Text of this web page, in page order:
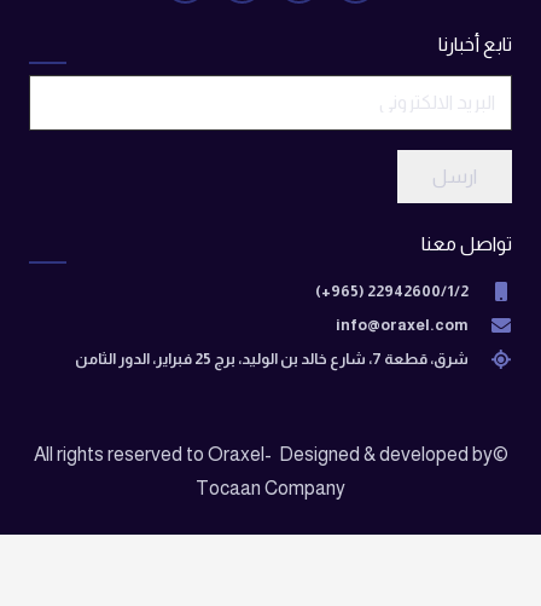
تابع أخبارنا
ارسل
تواصل معنا
22942600/1/2 (965+)
info@oraxel.com
شرق، قطعة 7، شارع خالد بن الوليد، برج 25 فبراير، الدور الثامن
©All rights reserved to Oraxel- Designed & developed by
Tocaan Company